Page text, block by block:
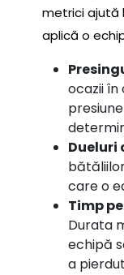
metrici ajută
aplică o
ocazii
Dueluri
care o
Timp
Durata
echipă
a